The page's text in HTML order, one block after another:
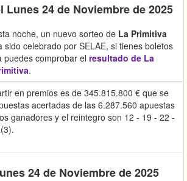
Lunes 24 de Noviembre de 2025
noche, un nuevo sorteo de La Primitiva
sido celebrado por SELAE, si tienes boletos
puedes comprobar el resultado de La
.
en premios es de 345.815.800 € que se
acertadas de las 6.287.560 apuestas
ganadores y el reintegro son 12 - 19 - 22 -
24 de Noviembre de 2025